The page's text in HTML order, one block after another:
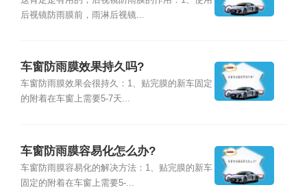
后视镜防雨膜前，雨淋后视镜...
车窗防雨膜效果持久吗?
车窗防雨膜效果会很持久：1、贴完膜的新车固定
的附着在车窗上需要5-7天...
车窗防雨膜容易化怎么办?
车窗防雨膜容易化的解决方法：1、贴完膜的新车
固定的附着在车窗上需要5-...